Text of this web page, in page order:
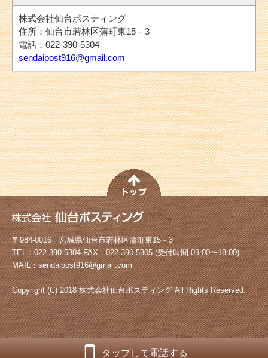
株式会社仙台ポスティング
住所：仙台市若林区蒲町東15－3
電話：022-390-5304
sendaipost916@gmail.com
〒984-0016 宮城県仙台市若林区蒲町東15－3
TEL：022-390-5304 FAX：022-390-5305 (受付時間 09:00〜18:00)
MAIL：sendaipost916@gmail.com
Copyright (C) 2018 株式会社仙台ポスティング All Rights Reserved.
タップして電話する